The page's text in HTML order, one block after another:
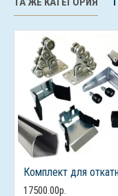
17500.00р.